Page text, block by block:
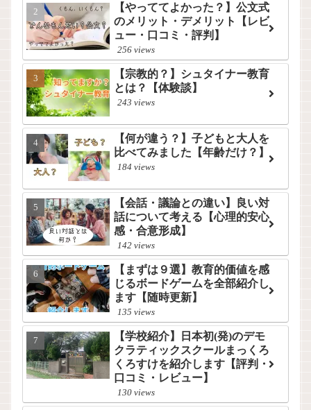
【やっててよかった？】公文式
のメリット・デメリット【レビ
ュー・口コミ・評判】
256 views
【宗教的？】シュタイナー教育
とは？【体験談】
243 views
【何が違う？】子どもと大人を
比べてみました【年齢だけ？】
184 views
【会話・議論との違い】良い対
話について考える【心理的安心
感・合意形成】
142 views
【まずは９選】教育的価値を感
じるボードゲームを全部紹介し
ます【随時更新】
135 views
【学校紹介】日本初(発)のデモ
クラティックスクールまっくろ
くろすけを紹介します【評判・
口コミ・レビュー】
130 views